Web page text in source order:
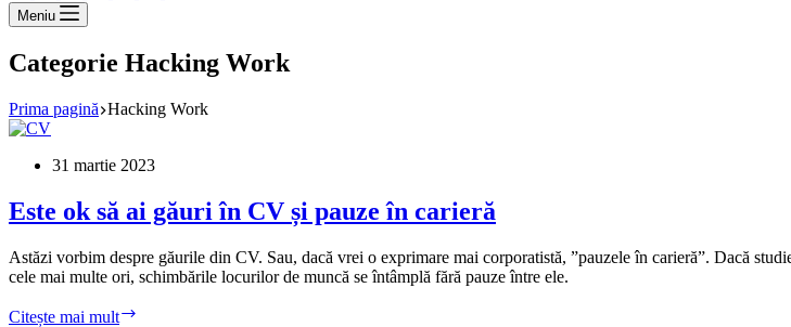
Meniu
Categorie Hacking Work
Prima pagină Hacking Work
31 martie 2023
Este ok să ai găuri în CV și pauze în carieră
Astăzi vorbim despre găurile din CV. Sau, dacă vrei o exprimare mai corporatistă, ”pauzele în carieră”. Dacă
cele mai multe ori, schimbările locurilor de muncă se întâmplă fără pauze între ele.
Citește mai mult